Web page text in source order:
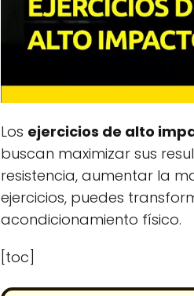
Los ejercicios de alto
buscan maximizar sus
resistencia, aumentar la
ejercicios, puedes
acondicionamiento físico.
[toc]